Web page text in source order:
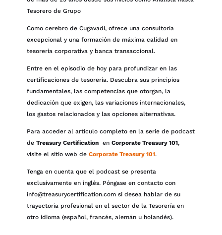
Tesorero de Grupo
Como cerebro de Cugavadi, ofrece una consultoría
excepcional y una formación de máxima calidad en
tesorería corporativa y banca transaccional.
Entre en el episodio de hoy para profundizar en las
certificaciones de tesorería. Descubra sus principios
fundamentales, las competencias que otorgan, la
dedicación que exigen, las variaciones internacionales,
los gastos relacionados y las opciones alternativas.
Para acceder al artículo completo en la serie de podcast
de Treasury Certification en Corporate Treasury 101,
visite el sitio web de Corporate Treasury 101.
Tenga en cuenta que el podcast se presenta
exclusivamente en inglés. Póngase en contacto con
info@treasurycertification.com si desea hablar de su
trayectoria profesional en el sector de la Tesorería en
otro idioma (español, francés, alemán u holandés).